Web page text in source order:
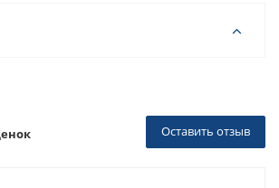
Оставить отзыв